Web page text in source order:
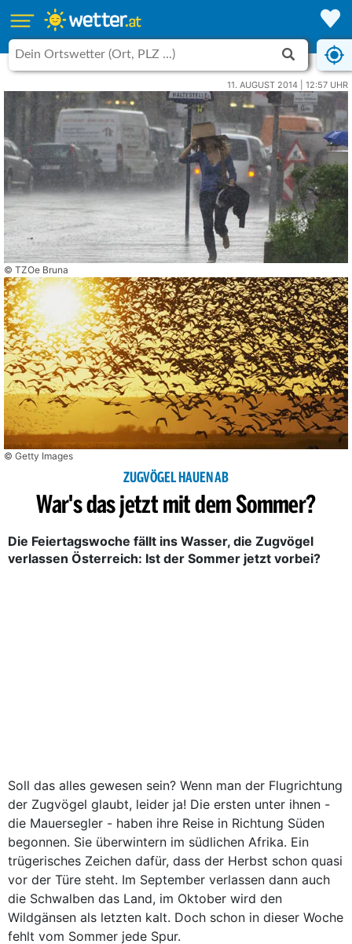
11. AUGUST 2014 | 12:57 UHR
© TZOe Bruna
© Getty Images
ZUGVÖGEL HAUEN AB
War's das jetzt mit dem Sommer?
Die Feiertagswoche fällt ins Wasser, die Zugvögel
verlassen Österreich: Ist der Sommer jetzt vorbei?
Soll das alles gewesen sein? Wenn man der Flugrichtung
der Zugvögel glaubt, leider ja! Die ersten unter ihnen -
die Mauersegler - haben ihre Reise in Richtung Süden
begonnen. Sie überwintern im südlichen Afrika. Ein
trügerisches Zeichen dafür, dass der Herbst schon quasi
vor der Türe steht. Im September verlassen dann auch
die Schwalben das Land, im Oktober wird den
Wildgänsen als letzten kalt. Doch schon in dieser Woche
fehlt vom Sommer jede Spur.